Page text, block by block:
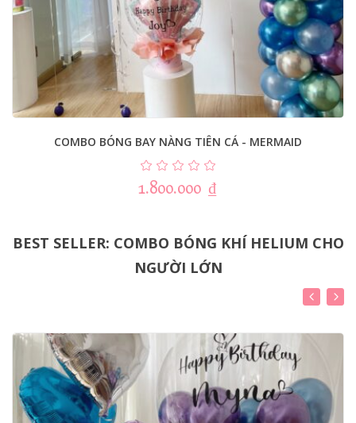
COMBO BÓNG BAY NÀNG TIÊN CÁ - MERMAID
1.800.000 ₫
BEST SELLER: COMBO BÓNG KHÍ HELIUM CHO
NGƯỜI LỚN